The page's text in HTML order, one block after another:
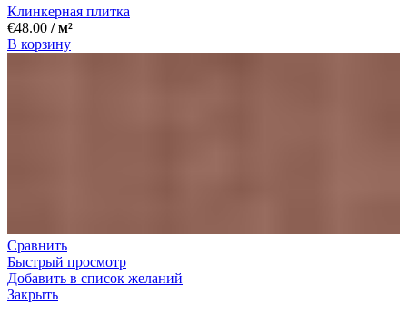
Клинкерная плитка
€48.00 / м²
В корзину
Сравнить
Быстрый просмотр
Добавить в список желаний
Закрыть